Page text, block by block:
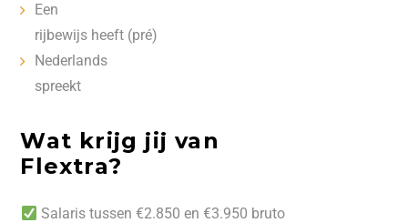
Een
rijbewijs heeft (pré)
Nederlands
spreekt
Wat krijg jij van
Flextra?
Salaris tussen €2.850 en €3.950 bruto